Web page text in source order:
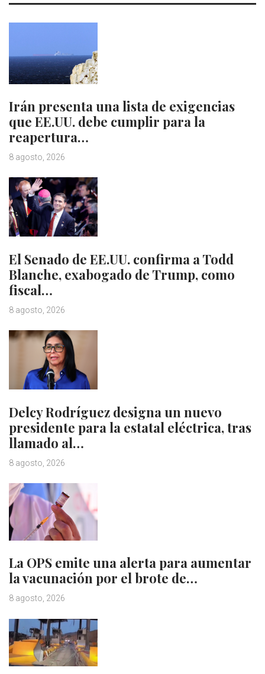
Irán presenta una lista de exigencias
que EE.UU. debe cumplir para la
reapertura…
8 agosto, 2026
El Senado de EE.UU. confirma a Todd
Blanche, exabogado de Trump, como
fiscal…
8 agosto, 2026
Delcy Rodríguez designa un nuevo
presidente para la estatal eléctrica, tras
llamado al…
8 agosto, 2026
La OPS emite una alerta para aumentar
la vacunación por el brote de…
8 agosto, 2026